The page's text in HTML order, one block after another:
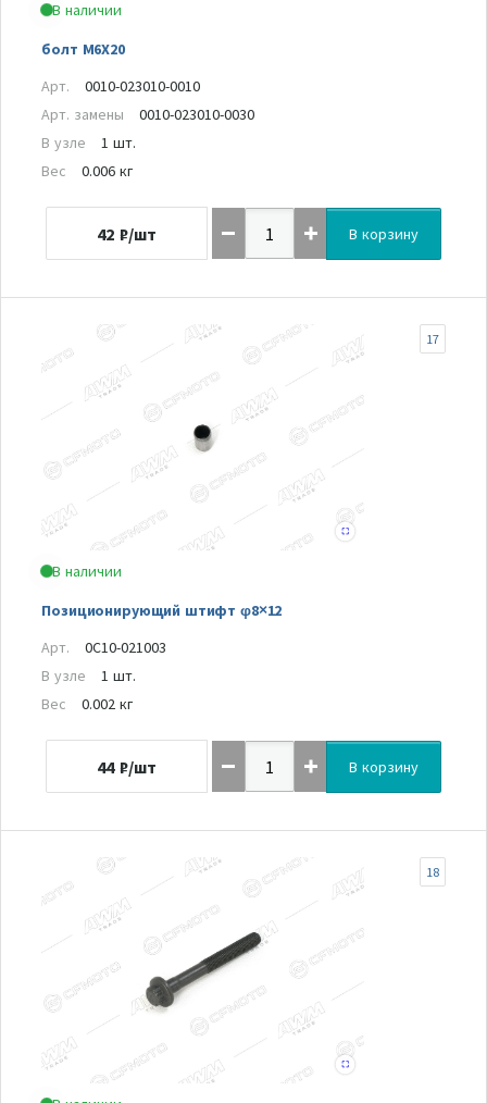
В наличии
болт M6X20
Арт.
0010-023010-0010
Арт. замены
0010-023010-0030
В узле
1 шт.
Вес
0.006 кг
42 ₽/шт В корзину
В наличии
Позиционирующий штифт φ8×12
17
Арт.
0C10-021003
В узле
1 шт.
Вес
0.002 кг
44 ₽/шт В корзину
18